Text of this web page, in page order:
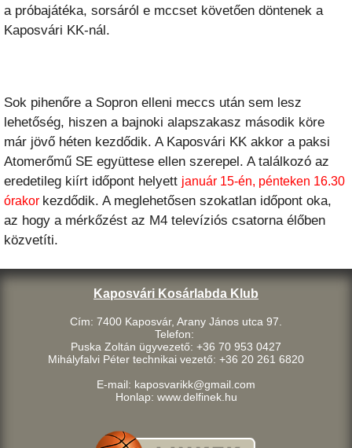
a próbajátéka, sorsáról e mccset követően döntenek a
Kaposvári KK-nál.
Sok pihenőre a Sopron elleni meccs után sem lesz
lehetőség, hiszen a bajnoki alapszakasz második köre
már jövő héten kezdődik. A Kaposvári KK akkor a paksi
Atomerőmű SE együttese ellen szerepel. A találkozó az
eredetileg kiírt időpont helyett január 15-én, pénteken 16.30
órakor kezdődik. A meglehetősen szokatlan időpont oka,
az hogy a mérkőzést az M4 televíziós csatorna élőben
közvetíti.
Kaposvári Kosárlabda Klub
Cím: 7400 Kaposvár, Arany János utca 97.
Telefon:
Puska Zoltán ügyvezető: +36 70 953 0427
Mihályfalvi Péter technikai vezető: +36 20 261 6820
E-mail: kaposvarikk@gmail.com
Honlap: www.delfinek.hu